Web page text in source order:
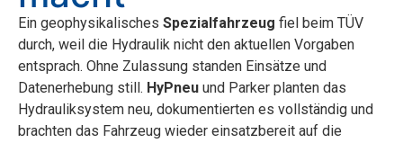
Ein geophysikalisches Spezialfahrzeug fiel beim TÜV
durch, weil die Hydraulik nicht den aktuellen Vorgaben
entsprach. Ohne Zulassung standen Einsätze und
Datenerhebung still. HyPneu und Parker planten das
Hydrauliksystem neu, dokumentierten es vollständig und
brachten das Fahrzeug wieder einsatzbereit auf die